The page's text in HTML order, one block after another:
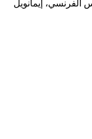
إيمانويل